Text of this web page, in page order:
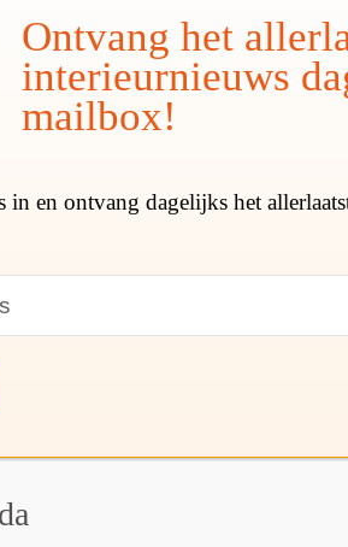
Ontvang het
interieurnieuws
mailbox!
in en ontvang dagelijks het